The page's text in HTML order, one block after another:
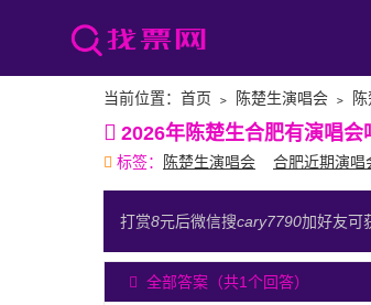
当前位置： 首页 ﹥ 陈楚生演唱会 ﹥
2026年陈楚生合肥有演唱会
标签： 陈楚生演唱会 合肥近期演唱
打赏8元后微信搜cary7790加好友可
全部答案（共1个回答）